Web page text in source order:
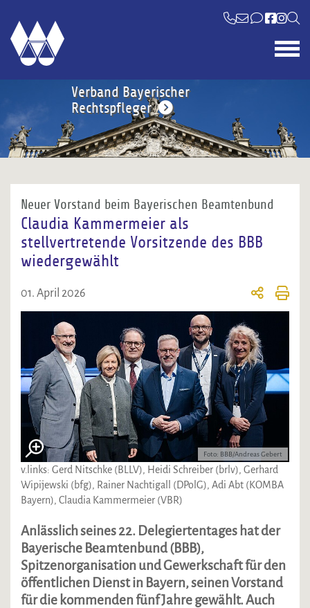
Verband Bayerischer
Rechtspfleger
Neuer Vorstand beim Bayerischen Beamtenbund
Claudia Kammermeier als
stellvertretende Vorsitzende des BBB
wiedergewählt
01. April 2026
Foto: BBB/Andreas Gebert
v.links: Gerd Nitschke (BLLV), Heidi Schreiber (brlv), Gerhard
Wipijewski (bfg), Rainer Nachtigall (DPolG), Adi Abt (KOMBA
Bayern), Claudia Kammermeier (VBR)
Anlässlich seines 22. Delegiertentages hat der
Bayerische Beamtenbund (BBB),
Spitzenorganisation und Gewerkschaft für den
öffentlichen Dienst in Bayern, seinen Vorstand
für die kommenden fünf Jahre gewählt. Auch